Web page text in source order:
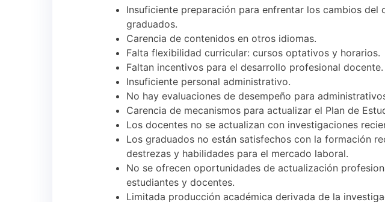
Insuficiente preparación para enfrentar los cambios del
graduados.
Carencia de contenidos en otros idiomas.
Falta flexibilidad curricular: cursos optativos y horarios.
Faltan incentivos para el desarrollo profesional docente.
Insuficiente personal administrativo.
No hay evaluaciones de desempeño para
Carencia de mecanismos para actualizar el Plan de
Los docentes no se actualizan con investigaciones
Los graduados no están satisfechos con la formación
destrezas y habilidades para el mercado laboral.
No se ofrecen oportunidades de actualización
estudiantes y docentes.
Limitada producción académica derivada de la